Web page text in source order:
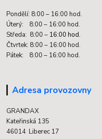
Pondělí: 8:00 – 16:00 hod.
Úterý: 8:00 – 16:00 hod.
Středa: 8:00 – 16:00 hod.
Čtvrtek: 8:00 – 16:00 hod.
Pátek: 8:00 – 16:00 hod.
Adresa provozovny
GRANDAX
Kateřinská 135
46014 Liberec 17